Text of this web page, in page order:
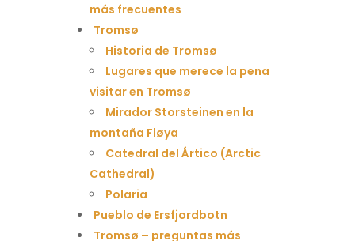
más frecuentes
Tromsø
Historia de Tromsø
Lugares que merece la pena
visitar en Tromsø
Mirador Storsteinen en la
montaña Fløya
Catedral del Ártico (Arctic
Cathedral)
Polaria
Pueblo de Ersfjordbotn
Tromsø – preguntas más